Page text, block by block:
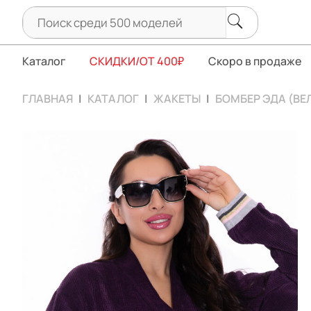
Каталог СКИДКИ/ОТ 400₽ Скоро в продаже
ГЛАВНАЯ КАТАЛОГ ЖАКЕТЫ БОМБЕР ЭДА